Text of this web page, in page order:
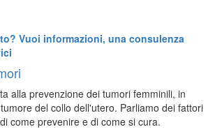
Vuoi informazioni, una consulenza
alla prevenzione dei tumori femminili, in
del collo dell'utero. Parliamo dei fattori
come prevenire e di come si cura.